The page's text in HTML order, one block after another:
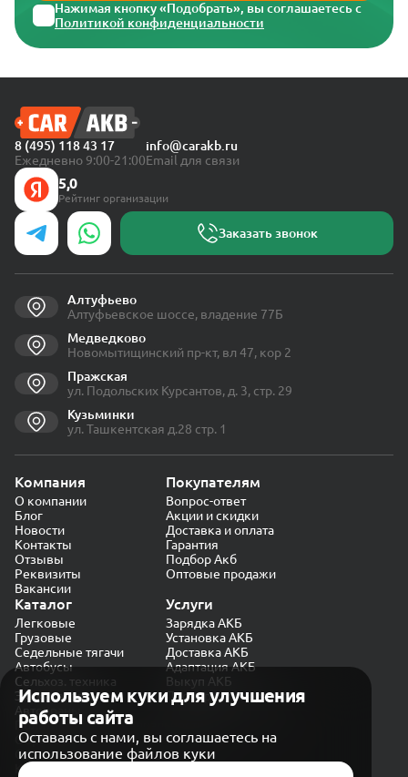
Нажимая кнопку «Подобрать», вы соглашаетесь с
Политикой конфиденциальности
Используем куки для улучшения
работы сайта
Оставаясь с нами, вы соглашаетесь на
использование файлов куки
8 (495) 118 43 17
Ежедневно 9:00-21:00
info@carakb.ru
Email для связи
5,0
Рейтинг организации
Заказать звонок
Алтуфьево
Алтуфьевское шоссе, владение 77Б
Медведково
Новомытищинский пр-кт, вл 47, кор 2
Пражская
ул. Подольских Курсантов, д. 3, стр. 29
Кузьминки
ул. Ташкентская д.28 стр. 1
Компания
О компании
Блог
Новости
Контакты
Отзывы
Реквизиты
Вакансии
Покупателям
Вопрос-ответ
Акции и скидки
Доставка и оплата
Гарантия
Подбор Акб
Оптовые продажи
Каталог
Легковые
Грузовые
Седельные тягачи
Автобусы
Сельхоз. техника
Экскаваторы
Автокраны
Услуги
Зарядка АКБ
Установка АКБ
Доставка АКБ
Адаптация АКБ
Выкуп АКБ
Проверка генератора
Политика конфиденциальности
Обработка персональных данных
Согласие на обработку в «Яндекс.Метрика»
Карта сайта